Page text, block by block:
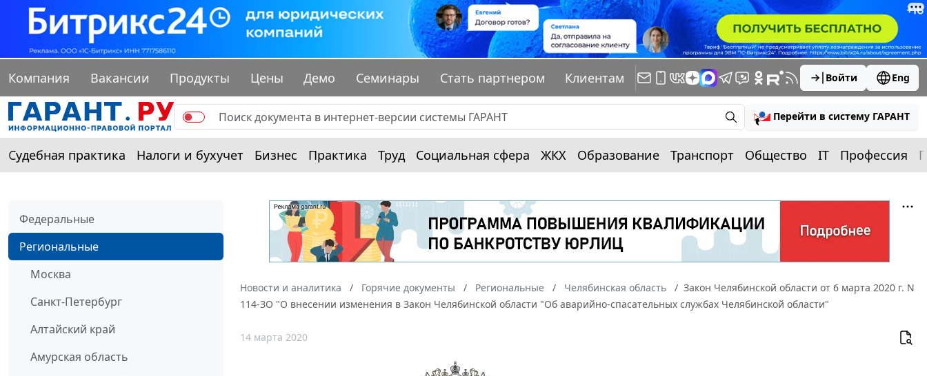
Компания Вакансии Продукты Цены Демо Семинары Стать партнером Клиентам Войти Eng
Перейти в систему ГАРАНТ
Судебная практика Налоги и бухучет Бизнес Практика Труд Социальная сфера ЖКХ Образование Транспорт Общество IT Профессия
Федеральные
Региональные
Москва
Санкт-Петербург
Алтайский край
Амурская область
Новости и аналитика Горячие документы Региональные Челябинская область
Закон Челябинской области от 6 марта 2020 г. N
114-ЗО "О внесении изменения в Закон Челябинской области "Об аварийно-спасательных службах Челябинской области"
14 марта 2020